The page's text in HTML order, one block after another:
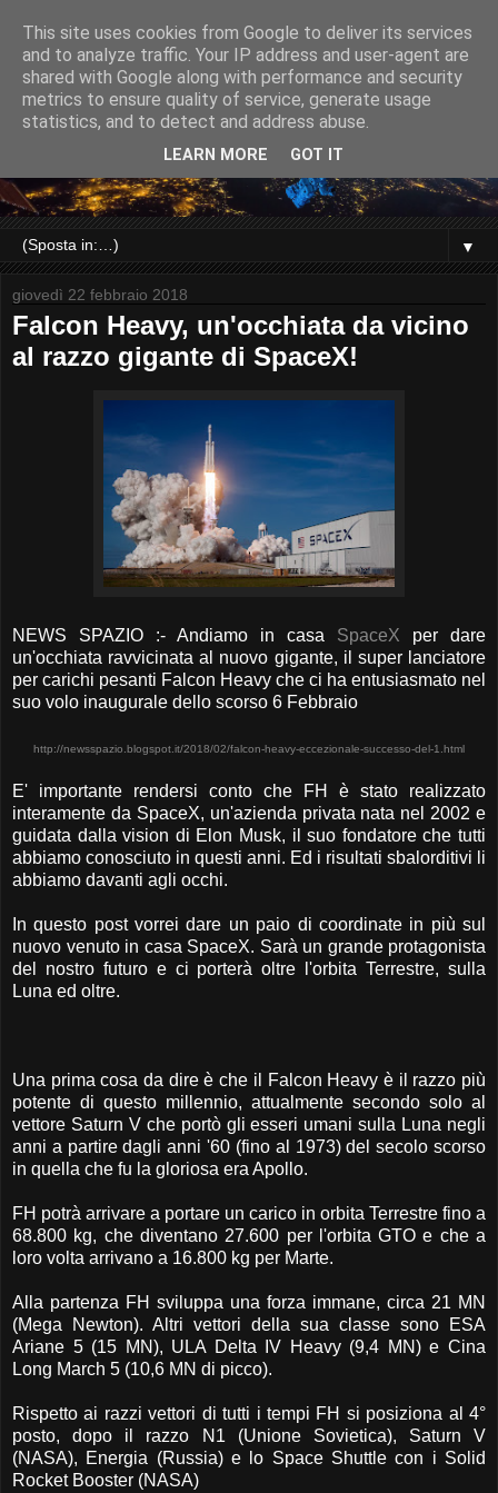
▼
giovedì 22 febbraio 2018
Falcon Heavy, un'occhiata da vicino
al razzo gigante di SpaceX!
NEWS SPAZIO :- Andiamo in casa SpaceX per dare
un'occhiata ravvicinata al nuovo gigante, il super lanciatore
per carichi pesanti Falcon Heavy che ci ha entusiasmato nel
suo volo inaugurale dello scorso 6 Febbraio
http://newsspazio.blogspot.it/2018/02/falcon-heavy-eccezionale-successo-del-1.html
E' importante rendersi conto che FH è stato realizzato
interamente da SpaceX, un'azienda privata nata nel 2002 e
guidata dalla vision di Elon Musk, il suo fondatore che tutti
abbiamo conosciuto in questi anni. Ed i risultati sbalorditivi li
abbiamo davanti agli occhi.
In questo post vorrei dare un paio di coordinate in più sul
nuovo venuto in casa SpaceX. Sarà un grande protagonista
del nostro futuro e ci porterà oltre l'orbita Terrestre, sulla
Luna ed oltre.
Una prima cosa da dire è che il Falcon Heavy è il razzo più
potente di questo millennio, attualmente secondo solo al
vettore Saturn V che portò gli esseri umani sulla Luna negli
anni a partire dagli anni '60 (fino al 1973) del secolo scorso
in quella che fu la gloriosa era Apollo.
FH potrà arrivare a portare un carico in orbita Terrestre fino a
68.800 kg, che diventano 27.600 per l'orbita GTO e che a
loro volta arrivano a 16.800 kg per Marte.
Alla partenza FH sviluppa una forza immane, circa 21 MN
(Mega Newton). Altri vettori della sua classe sono ESA
Ariane 5 (15 MN), ULA Delta IV Heavy (9,4 MN) e Cina
Long March 5 (10,6 MN di picco).
Rispetto ai razzi vettori di tutti i tempi FH si posiziona al 4°
posto, dopo il razzo N1 (Unione Sovietica), Saturn V
(NASA), Energia (Russia) e lo Space Shuttle con i Solid
Rocket Booster (NASA)
This site uses cookies from Google to deliver its services
and to analyze traffic. Your IP address and user-agent are
shared with Google along with performance and security
metrics to ensure quality of service, generate usage
statistics, and to detect and address abuse.
LEARN MORE GOT IT